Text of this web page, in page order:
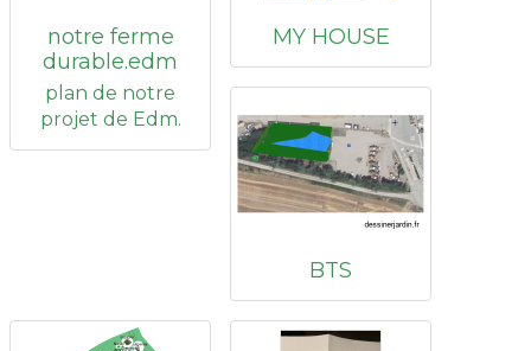
notre ferme
durable.edm
plan de notre
projet de Edm.
MY HOUSE
BTS